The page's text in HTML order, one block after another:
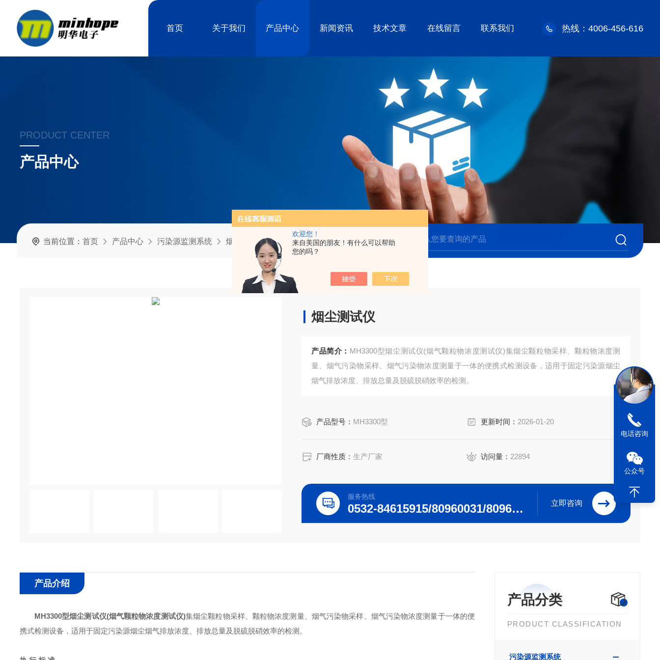
欢迎您！
来自美国的朋友！有什么可以帮助
您的吗？
首页 关于我们 产品中心 新闻资讯 技术文章 在线留言 联系我们 热线：4006-456-616
PRODUCT CENTER
产品中心
当前位置： 首页 产品中心 污染源监测系统 烟尘测试仪 MH3300型烟尘测试仪
烟尘测试仪
产品简介： MH3300型烟尘测试仪(烟气颗粒物浓度测试仪)集烟尘颗粒物采样、颗粒物浓度测
量、烟气污染物采样、烟气污染物浓度测量于一体的便携式检测设备，适用于固定污染源烟尘
烟气排放浓度、排放总量及脱硫脱硝效率的检测。
产品型号： MH3300型 更新时间： 2026-01-20
厂商性质：生产厂家 访问量： 22894
服务热线
0532-84615915/80960031/80960032 立即咨询
产品分类
PRODUCT CLASSIFICATION
污染源监测系统
产品介绍
MH3300型烟尘测试仪(烟气颗粒物浓度测试仪)集烟尘颗粒物采样、颗粒物浓度测量、烟气污染物采样、烟气污染物浓度测量于一体的便
携式检测设备，适用于固定污染源烟尘烟气排放浓度、排放总量及脱硫脱硝效率的检测。
电话咨询
公众号